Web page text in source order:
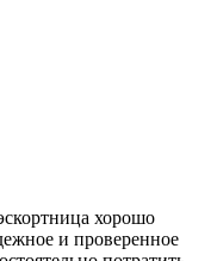
хорошо
и проверенное